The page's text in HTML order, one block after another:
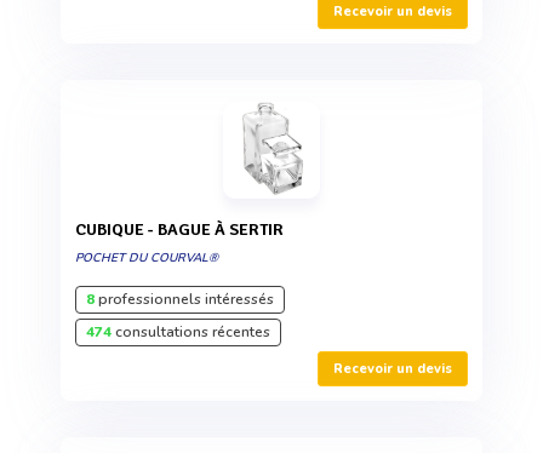
Recevoir un devis
CUBIQUE - BAGUE À SERTIR
POCHET DU COURVAL®
8professionnels intéressés
474consultations récentes
Recevoir un devis